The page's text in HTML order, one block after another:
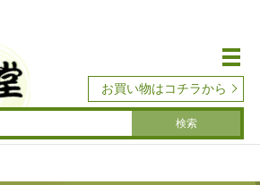
メ
お買い物はコチラから